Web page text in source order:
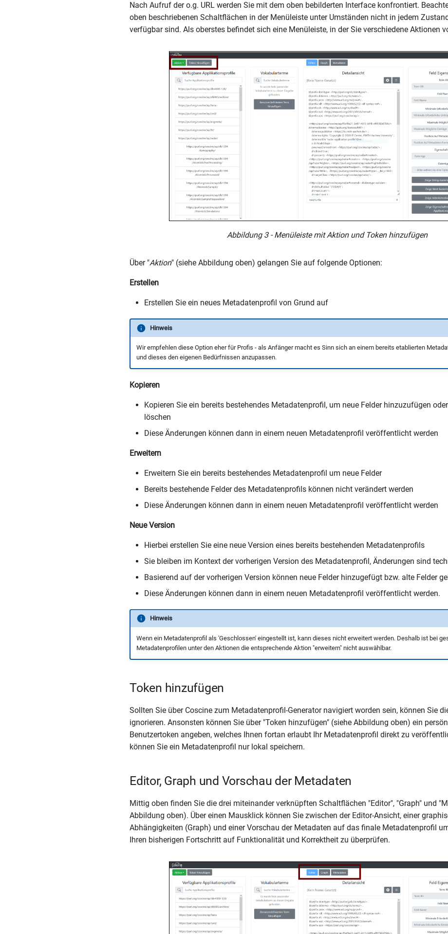
Nach Aufruf der o.g. URL werden Sie mit dem oben bebilderten Interface konfrontiert.
oben beschriebenen Schaltflächen in der Menüleiste unter Umständen nicht in jedem
verfügbar sind. Als oberstes befindet sich eine Menüleiste, in der Sie verschiedene Aktionen
Abbildung 3 - Menüleiste mit Aktion und Token hinzufügen
Über "Aktion" (siehe Abbildung oben) gelangen Sie auf folgende Optionen:
Erstellen
Erstellen Sie ein neues Metadatenprofil von Grund auf
Hinweis
Wir empfehlen diese Option eher für Profis - als Anfänger macht es Sinn sich an einem bereits etablierten
und dieses den eigenen Bedürfnissen anzupassen.
Kopieren
Kopieren Sie ein bereits bestehendes Metadatenprofil, um neue Felder hinzuzufügen
löschen
Diese Änderungen können dann in einem neuen Metadatenprofil veröffentlicht werden
Erweitern
Erweitern Sie ein bereits bestehendes Metadatenprofil um neue Felder
Bereits bestehende Felder des Metadatenprofils können nicht verändert werden
Diese Änderungen können dann in einem neuen Metadatenprofil veröffentlicht werden
Neue Version
Hierbei erstellen Sie eine neue Version eines bereits bestehenden Metadatenprofils
Sie bleiben im Kontext der vorherigen Version des Metadatenprofil, Änderungen sind
Basierend auf der vorherigen Version können neue Felder hinzugefügt bzw. alte Felder
Diese Änderungen können dann in einem neuen Metadatenprofil veröffentlicht werden.
Hinweis
Wenn ein Metadatenprofil als 'Geschlossen' eingestellt ist, kann dieses nicht erweitert werden. Deshalb ist bei
Metadatenprofilen unter den Aktionen die entsprechende Aktion "erweitern" nicht auswählbar.
Token hinzufügen
Sollten Sie über Coscine zum Metadatenprofil-Generator navigiert worden sein, können Sie
ignorieren. Ansonsten können Sie über "Token hinzufügen" (siehe Abbildung oben) ein
Benutzertoken angeben, welches Ihnen fortan erlaubt Ihr Metadatenprofil direkt zu
können Sie ein Metadatenprofil nur lokal speichern.
Editor, Graph und Vorschau der Metadaten
Mittig oben finden Sie die drei miteinander verknüpften Schaltflächen "Editor", "Graph" und
Abbildung oben). Über einen Mausklick können Sie zwischen der Editor-Ansicht, einer
Abhängigkeiten (Graph) und einer Vorschau der Metadaten auf das finale Metadatenprofil
Ihren bisherigen Fortschritt auf Funktionalität und Korrektheit zu überprüfen.